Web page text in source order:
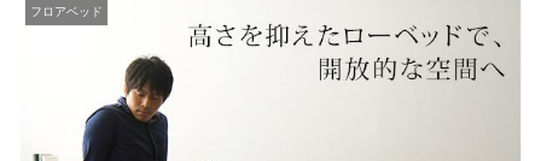
フロアベッド